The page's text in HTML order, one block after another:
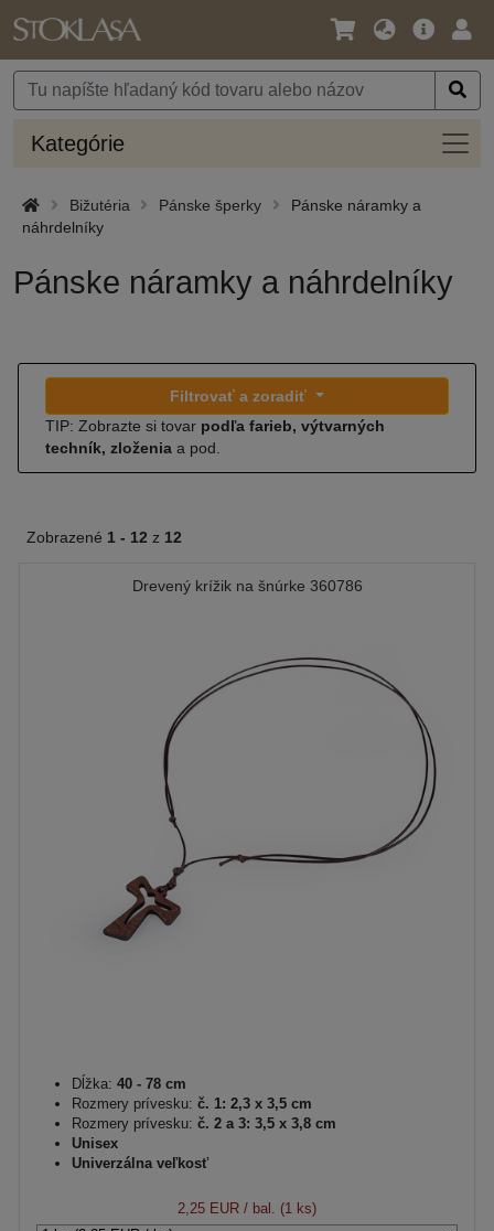
Jazyk
Mena
Hlavná
Kategórie
Bižutéria Pánske šperky
Pánske náramky a
náhrdelníky
Pánske náramky a náhrdelníky
Filtrovať a zoradiť
TIP: Zobrazte si tovar podľa farieb, výtvarných
techník, zloženia a pod.
Zobrazené 1 - 12 z 12
Drevený krížik na šnúrke 360786
Dĺžka: 40 - 78 cm
Rozmery prívesku: č. 1: 2,3 x 3,5 cm
Rozmery prívesku: č. 2 a 3: 3,5 x 3,8 cm
Unisex
Univerzálna veľkosť
2,25 EUR / bal. (1 ks)